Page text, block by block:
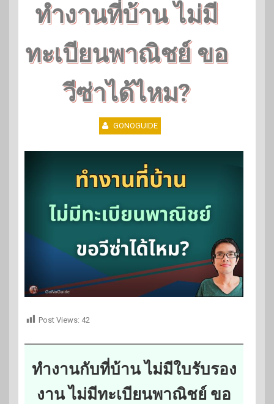
ทำงานที่บ้าน ไม่มี
ทะเบียนพาณิชย์ ขอ
วีซ่าได้ไหม?
GONOGUIDE
Post Views: 42
ทำงานกับที่บ้าน ไม่มีใบรับรอง
งาน ไม่มีทะเบียนพาณิชย์ ขอ